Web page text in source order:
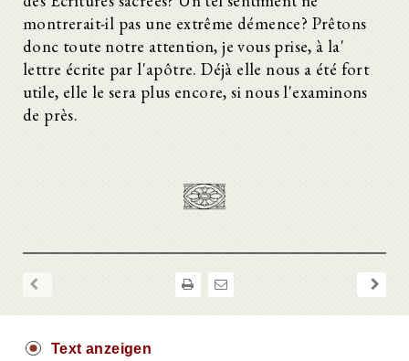
montrerait-il pas une extrême démence? Prêtons
donc toute notre attention, je vous prise, à la'
lettre écrite par l'apôtre. Déjà elle nous a été fort
utile, elle le sera plus encore, si nous l'examinons
de près.
Text anzeigen